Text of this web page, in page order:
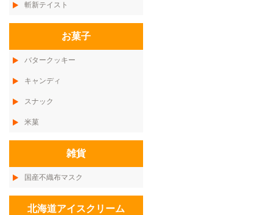
斬新テイスト
お菓子
バタークッキー
キャンディ
スナック
米菓
雑貨
国産不織布マスク
北海道アイスクリーム